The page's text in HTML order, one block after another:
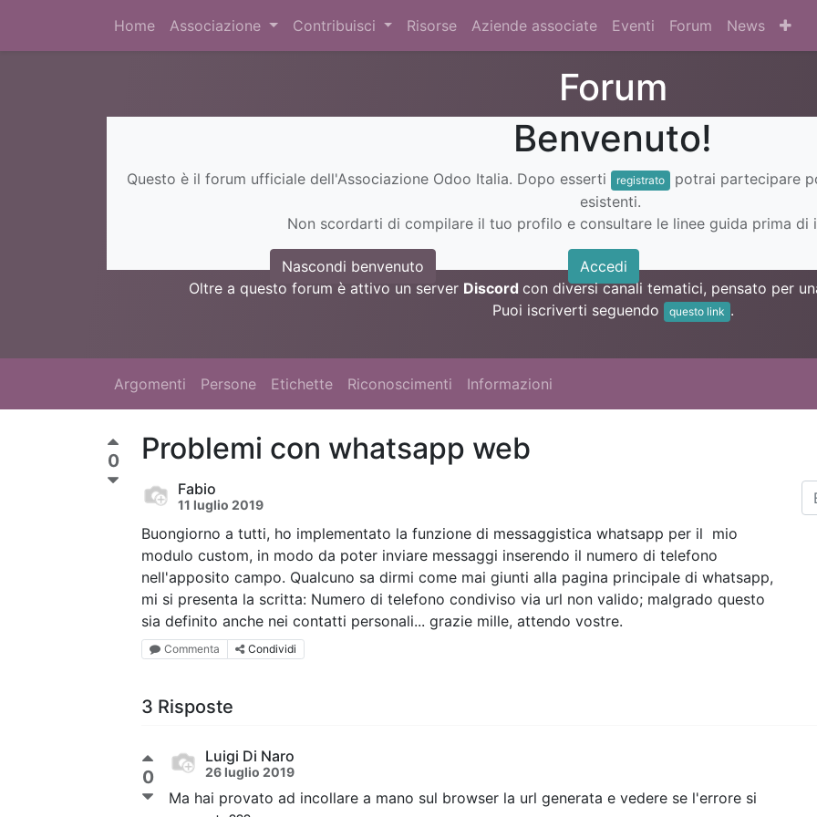
Home Associazione Contribuisci Risorse Aziende associate Eventi Forum News
Forum
Benvenuto!
Questo è il forum ufficiale dell'Associazione Odoo Italia. Dopo esserti registrato
potrai partecipare
esistenti.
Non scordarti di compilare il tuo profilo e consultare le linee guida prima di
Nascondi benvenuto Accedi
Oltre a questo forum è attivo un server Discord con diversi canali tematici, pensato per
Puoi iscriverti seguendo
questo link .
Argomenti Persone Etichette Riconoscimenti Informazioni
0 Problemi con whatsapp web
Fabio
11 luglio 2019
Buongiorno a tutti, ho implementato la funzione di messaggistica whatsapp per il mio
modulo custom, in modo da poter inviare messaggi inserendo il numero di telefono
nell'apposito campo. Qualcuno sa dirmi come mai giunti alla pagina principale di whatsapp,
mi si presenta la scritta: Numero di telefono condiviso via url non valido; malgrado questo
sia definito anche nei contatti personali... grazie mille, attendo vostre.
Commenta Condividi
3 Risposte
0
Luigi Di Naro
26 luglio 2019
Ma hai provato ad incollare a mano sul browser la url generata e vedere se l'errore si